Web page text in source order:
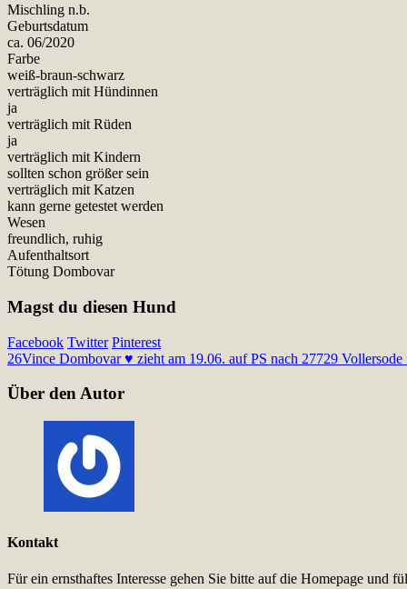
Mischling n.b.
Geburtsdatum
ca. 06/2020
Farbe
weiß-braun-schwarz
verträglich mit Hündinnen
ja
verträglich mit Rüden
ja
verträglich mit Kindern
sollten schon größer sein
verträglich mit Katzen
kann gerne getestet werden
Wesen
freundlich, ruhig
Aufenthaltsort
Tötung Dombovar
Magst du diesen Hund
Facebook Twitter Pinterest
26Vince Dombovar ♥ zieht am 19.06. auf PS nach 27729
Über den Autor
Kontakt
Für ein ernsthaftes Interesse gehen Sie bitte auf die Homepage und